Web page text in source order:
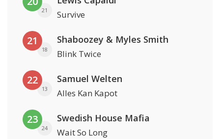
21 Survive
21
18
Shaboozey & Myles Smith
Blink Twice
22
13
Samuel Welten
Alles Kan Kapot
23
24
Swedish House Mafia
Wait So Long